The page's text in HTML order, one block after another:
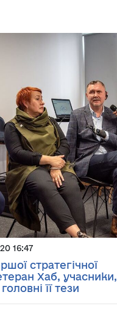
16:47
стратегічної
Хаб, учасники,
її тези